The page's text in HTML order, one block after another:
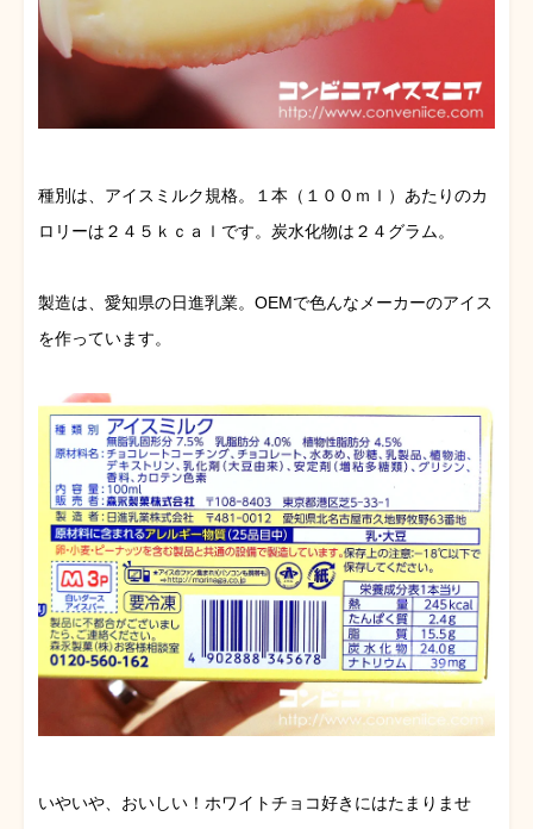
種別は、アイスミルク規格。１本（１００ｍｌ）あたりのカ
ロリーは２４５ｋｃａｌです。炭水化物は２４グラム。
製造は、愛知県の日進乳業。OEMで色んなメーカーのアイス
を作っています。
いやいや、おいしい！ホワイトチョコ好きにはたまりませ